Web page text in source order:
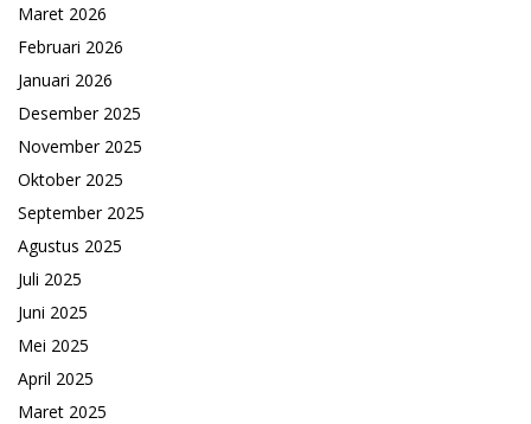
Maret 2026
Februari 2026
Januari 2026
Desember 2025
November 2025
Oktober 2025
September 2025
Agustus 2025
Juli 2025
Juni 2025
Mei 2025
April 2025
Maret 2025